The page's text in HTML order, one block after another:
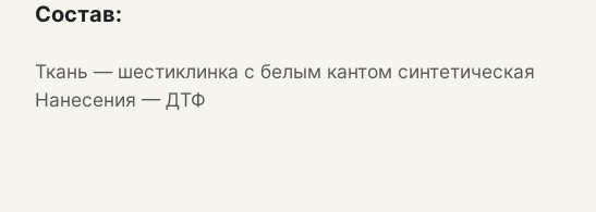
Состав:
Ткань — шестиклинка с белым кантом синтетическая
Нанесения — ДТФ